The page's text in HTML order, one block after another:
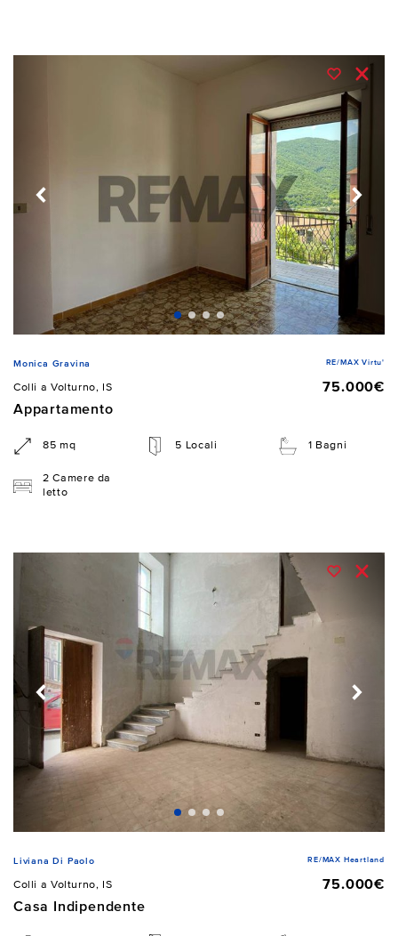
Monica Gravina RE/MAX Virtu'
Colli a Volturno, IS
75.000€
Appartamento
85 mq 5 Locali 1 Bagni
2 Camere da
letto
Liviana Di Paolo RE/MAX Heartland
Colli a Volturno, IS
75.000€
Casa Indipendente